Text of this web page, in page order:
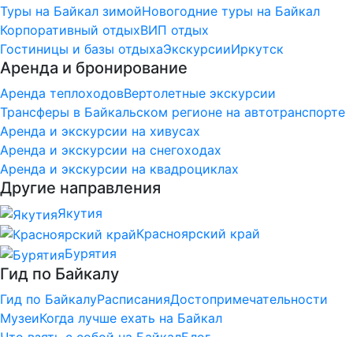
Туры на Байкал зимойНовогодние туры на Байкал
Корпоративный отдыхВИП отдых
Гостиницы и базы отдыхаЭкскурсииИркутск
Аренда и бронирование
Аренда теплоходовВертолетные экскурсии
Трансферы в Байкальском регионе на автотранспорте
Аренда и экскурсии на хивусах
Аренда и экскурсии на снегоходах
Аренда и экскурсии на квадроциклах
Другие направления
Якутия
Красноярский край
Бурятия
Гид по Байкалу
Гид по БайкалуРасписанияДостопримечательности
МузеиКогда лучше ехать на Байкал